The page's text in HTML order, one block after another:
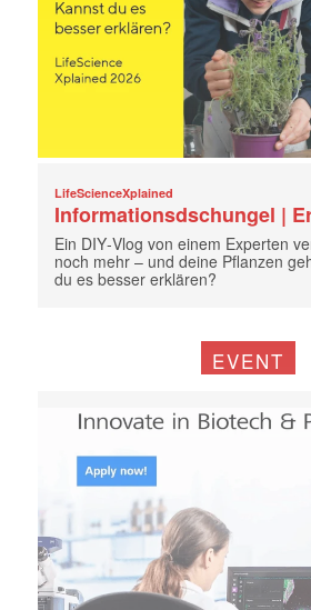
LifeScienceXplained
Informationsdschungel |
Ein DIY‑Vlog von einem Experten
noch mehr – und deine Pflanzen
du es besser erklären?
EVENT